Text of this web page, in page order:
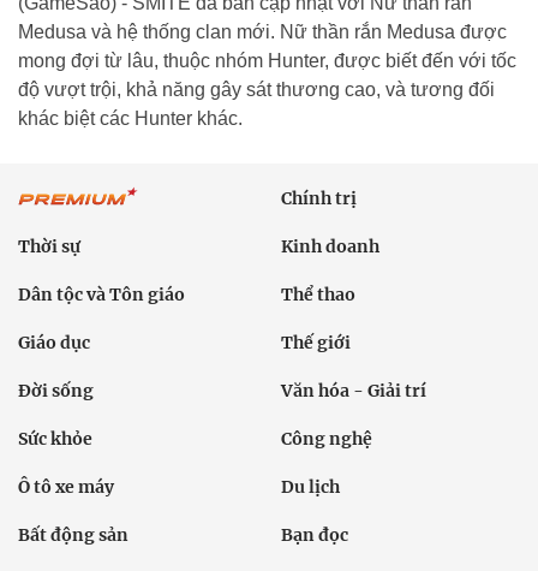
Medusa và hệ thống clan mới. Nữ thần rắn Medusa được
mong đợi từ lâu, thuộc nhóm Hunter, được biết đến với tốc
độ vượt trội, khả năng gây sát thương cao, và tương đối
khác biệt các Hunter khác.
Chính trị
Thời sự Kinh doanh
Dân tộc và Tôn giáo Thể thao
Giáo dục Thế giới
Đời sống Văn hóa - Giải trí
Sức khỏe Công nghệ
Ô tô xe máy Du lịch
Bất động sản Bạn đọc